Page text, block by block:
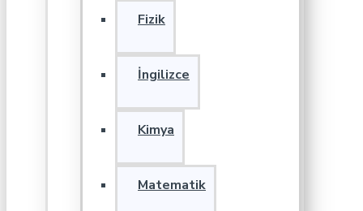
Fizik
İngilizce
Kimya
Matematik